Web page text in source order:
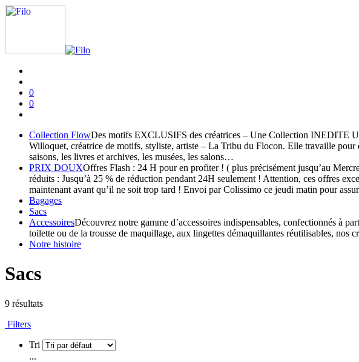
0
0
Collection FlowDes motifs EXCLUSIFS des créatrices – Une Collection INEDITE
Willoquet, créatrice de motifs, styliste, artiste – La Tribu du Flocon. Elle travaille
saisons, les livres et archives, les musées, les salons…
PRIX DOUXOffres Flash : 24 H pour en profiter ! ( plus précisément jusqu’au
réduits : Jusqu’à 25 % de réduction pendant 24H seulement ! Attention, ces offres
maintenant avant qu’il ne soit trop tard ! Envoi par Colissimo ce jeudi matin pour
Bagages
Sacs
AccessoiresDécouvrez notre gamme d’accessoires indispensables, confectionnés à
toilette ou de la trousse de maquillage, aux lingettes démaquillantes réutilisables,
Notre histoire
Sacs
9 résultats
Filters
Tri
...